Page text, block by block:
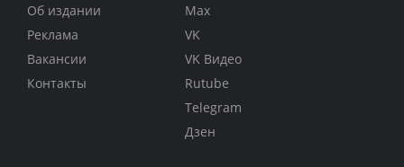
Об издании
Реклама
Вакансии
Контакты
Max
VK
VK Видео
Rutube
Telegram
Дзен